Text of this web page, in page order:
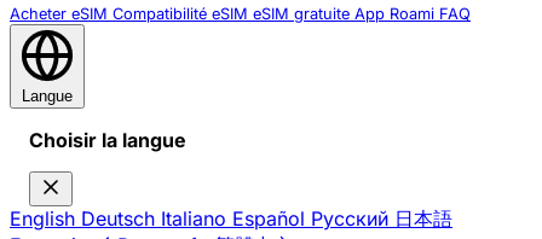
Acheter eSIM Compatibilité eSIM eSIM gratuite App Roami FAQ
Langue
Choisir la langue
English Deutsch Italiano Español Русский 日本語